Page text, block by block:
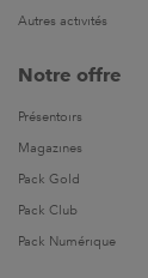
Autres activités
Notre offre
Présentoirs
Magazines
Pack Gold
Pack Club
Pack Numérique